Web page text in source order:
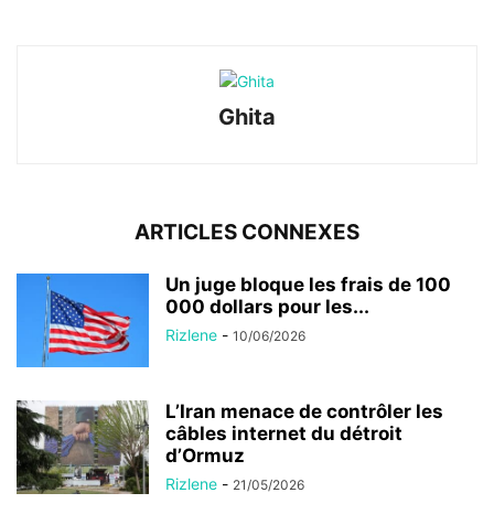
Ghita
ARTICLES CONNEXES
Un juge bloque les frais de 100
000 dollars pour les...
Rizlene - 10/06/2026
L’Iran menace de contrôler les
câbles internet du détroit
d’Ormuz
Rizlene - 21/05/2026